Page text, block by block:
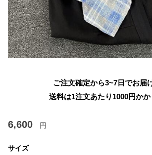
ご注文確定から3~7日でお届
送料は1注文あたり 1000円か
6,600 円
サイズ